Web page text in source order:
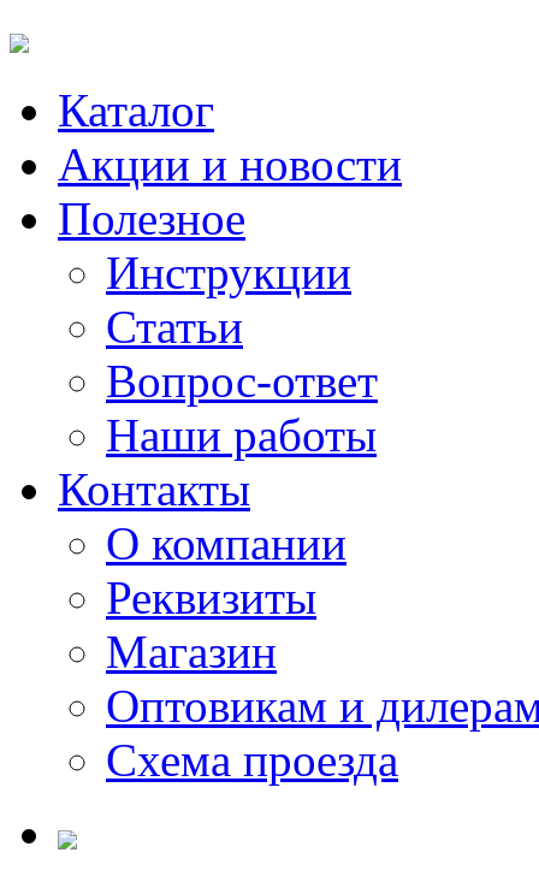
Каталог
Акции и новости
Полезное
Инструкции
Статьи
Вопрос-ответ
Наши работы
Контакты
О компании
Реквизиты
Магазин
Оптовикам и
Схема проезда